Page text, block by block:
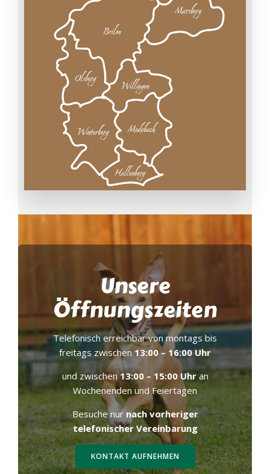
Unsere
Öffnungszeiten
Telefonisch erreichbar von montags bis
freitags zwischen13:00 – 16:00 Uhr
und zwischen13:00 – 15:00 Uhran
Wochenenden und Feiertagen
Besuche nur nach vorheriger
telefonischer Vereinbarung
KONTAKT AUFNEHMEN